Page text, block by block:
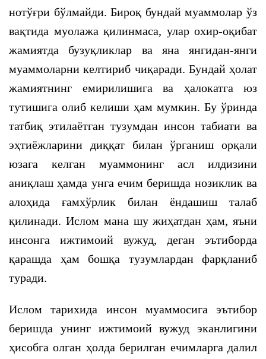
нотўғри бўлмайди. Бироқ бундай муаммолар ўз
вақтида муолажа қилинмаса, улар охир-оқибат
жамиятда бузуқликлар ва яна янгидан-янги
муаммоларни келтириб чиқаради. Бундай ҳолат
жамиятнинг емирилишига ва ҳалокатга юз
тутишига олиб келиши ҳам мумкин. Бу ўринда
татбиқ этилаётган тузумдан инсон табиати ва
эҳтиёжларини диққат билан ўрганиш орқали
юзага келган муаммонинг асл илдизини
аниқлаш ҳамда унга ечим беришда нозиклик ва
алоҳида ғамхўрлик билан ёндашиш талаб
қилинади. Ислом мана шу жиҳатдан ҳам, яъни
инсонга ижтимоий вужуд, деган эътиборда
қарашда ҳам бошқа тузумлардан фарқланиб
туради.
Ислом тарихида инсон муаммосига эътибор
беришда унинг ижтимоий вужуд эканлигини
ҳисобга олган ҳолда берилган ечимларга далил